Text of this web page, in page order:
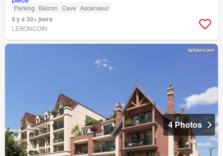
Parking Balcon Cave Ascenseur
Il y a 30+ jours
LEBONCOIN
4 Photos